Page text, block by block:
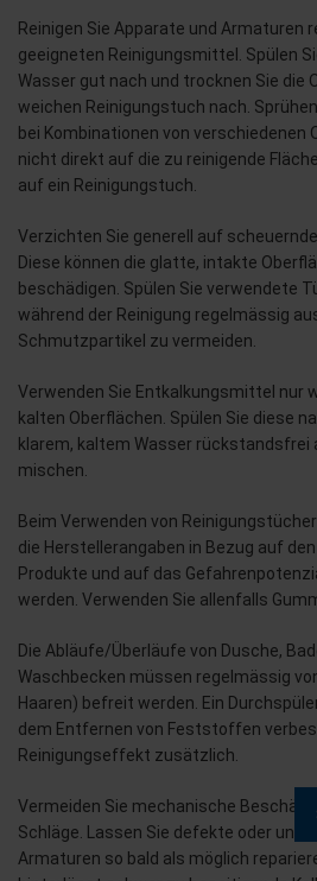
Reinigen Sie Apparate und Armaturen
geeigneten Reinigungsmittel. Spülen
Wasser gut nach und trocknen Sie die
weichen Reinigungstuch nach.
bei Kombinationen von verschiedenen
nicht direkt auf die zu reinigende
auf ein Reinigungstuch.
Verzichten Sie generell auf
Diese können die glatte, intakte
beschädigen. Spülen Sie verwendete
während der Reinigung regelmässig
Schmutzpartikel zu vermeiden.
Verwenden Sie Entkalkungsmittel nur
kalten Oberflächen. Spülen Sie diese
klarem, kaltem Wasser rückstandsfrei
mischen.
Beim Verwenden von
die Herstellerangaben in Bezug auf
Produkte und auf das
werden. Verwenden Sie allenfalls
Die Abläufe/Überläufe von Dusche,
Waschbecken müssen regelmässig
Haaren) befreit werden. Ein
dem Entfernen von Feststoffen
Reinigungseffekt zusätzlich.
Vermeiden Sie mechanische
Schläge. Lassen Sie defekte oder
Armaturen so bald als möglich